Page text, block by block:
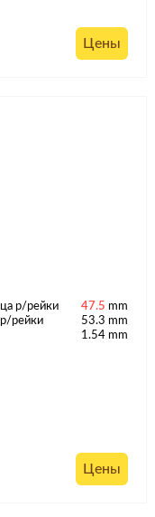
Цены
р/рейки 47.5 mm
рейки
53.3 mm
1.54 mm
Цены